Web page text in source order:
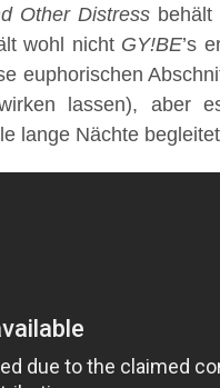
Other Distress
wohl nicht GY!BE’s
euphorischen
lassen), aber
lange Nächte